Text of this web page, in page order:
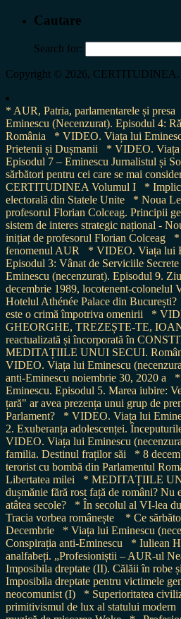
Cautare
Search for:
Copyright © 2026, CERTITUDINEA.
* AUR, Patria, parlamentarele și presa
Eminescu (Necenzurat). Episodul 4:
România
* VIDEO. Viața lui
Prietenii și Dușmanii
* VIDEO. Viața
Episodul 7 – Eminescu Jurnalistul și
sărbători pentru cei care se mai
CERTITUDINEA Volumul I
*
electorală din Statele Unite
* Noua
profesorul Florian Colceag. Principii
sistem de interes strategic național -
inițiat de profesorul Florian Colceag
*
fenomenul AUR
* VIDEO. Viața lui
Episodul 3: Vânat de Serviciile Secrete
Eminescu (necenzurat). Episodul 9.
decembrie 1989, locotenent-
Hotelul Athénée Palace din București?
este o crimă împotriva omenirii
*
GHEORGHE, TREZEȘTE-TE,
reactualizată și încorporată în
MEDITAȚIILE UNUI SECUI.
VIDEO. Viața lui Eminescu
anti-Eminescu noiembrie 30, 2020 a
Eminescu. Episodul 5. Marea iubire:
țară" ar avea prezența unui grup de
Parlament?
* VIDEO. Viața lui
2. Exuberanța adolescenței.
VIDEO. Viața lui Eminescu
familia. Destinul fraților săi
* 8
terorist cu bombă din Parlamentul
Libertatea milei
* MEDITAȚIILE
dușmănie fără rost față de români? Nu
atâtea secole?
* În secolul al VI-lea
Tracia vorbea românește
* Ce
Decembrie
* Viața lui Eminescu
Conspirația anti-Eminescu
* Iuliean
analfabeți. „Profesioniștii – AUR-ul
Imposibila dreptate (II). Călăii în robe
Imposibila dreptate pentru victimele
neocomunist (I)
* Superioritatea
primitivismul de lux al statului modern